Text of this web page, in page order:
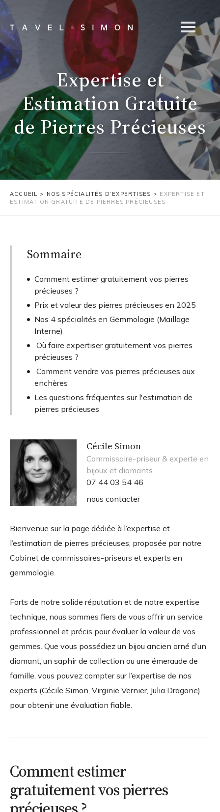
Expertise et
Estimation Gratuite
de Pierres Précieuses
ACCUEIL > NOS SPÉCIALITÉS D’EXPERTISES > EXPERTISE ET
ESTIMATION GRATUITE DE PIERRES PRÉCIEUSES
Sommaire
Comment estimer gratuitement vos pierres
précieuses ?
Prix et valeur des pierres précieuses en 2025
Nos 4 spécialités en Gemmologie (Maillage
Interne)
Où faire expertiser gratuitement vos pierres
précieuses ?
Comment vendre vos pierres précieuses aux
enchères
Les questions fréquentes sur l'estimation de
pierres précieuses
Cécile Simon
Commissaire-priseur & experte en
bijoux et diamants
07 44 03 54 46
nous contacter
Bienvenue sur la page dédiée à l’expertise et
l’estimation de pierres précieuses, proposée par notre
Cabinet de commissaires-priseurs et experts en
gemmologie.
Forts de notre solide réputation et de notre expertise
technique, nous sommes fiers de vous offrir un service
professionnel et précis pour évaluer la valeur de vos
gemmes. Que vous possédiez un bijou ancien orné d’un
diamant, un saphir de collection ou une émeraude de
famille, vous pouvez compter sur l’expertise de nos
experts (Cécile Simon, Virginie Vernier, Julia Dragone)
pour obtenir une évaluation fiable.
Comment estimer
gratuitement vos pierres